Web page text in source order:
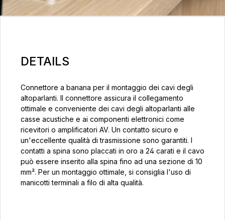
DETAILS
Connettore a banana per il montaggio dei cavi degli
altoparlanti. Il connettore assicura il collegamento
ottimale e conveniente dei cavi degli altoparlanti alle
casse acustiche e ai componenti elettronici come
ricevitori o amplificatori AV. Un contatto sicuro e
un'eccellente qualità di trasmissione sono garantiti. I
contatti a spina sono placcati in oro a 24 carati e il cavo
può essere inserito alla spina fino ad una sezione di 10
mm². Per un montaggio ottimale, si consiglia l'uso di
manicotti terminali a filo di alta qualità.